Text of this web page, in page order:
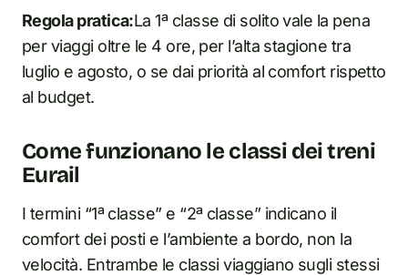
Regola pratica:La 1ª classe di solito vale la pena
per viaggi oltre le 4 ore, per l’alta stagione tra
luglio e agosto, o se dai priorità al comfort rispetto
al budget.
Come funzionano le classi dei treni
Eurail
I termini “1ª classe” e “2ª classe” indicano il
comfort dei posti e l’ambiente a bordo, non la
velocità. Entrambe le classi viaggiano sugli stessi